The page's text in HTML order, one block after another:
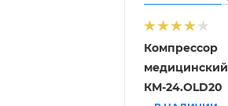
Компрессор
медицинский
КМ-24.OLD20